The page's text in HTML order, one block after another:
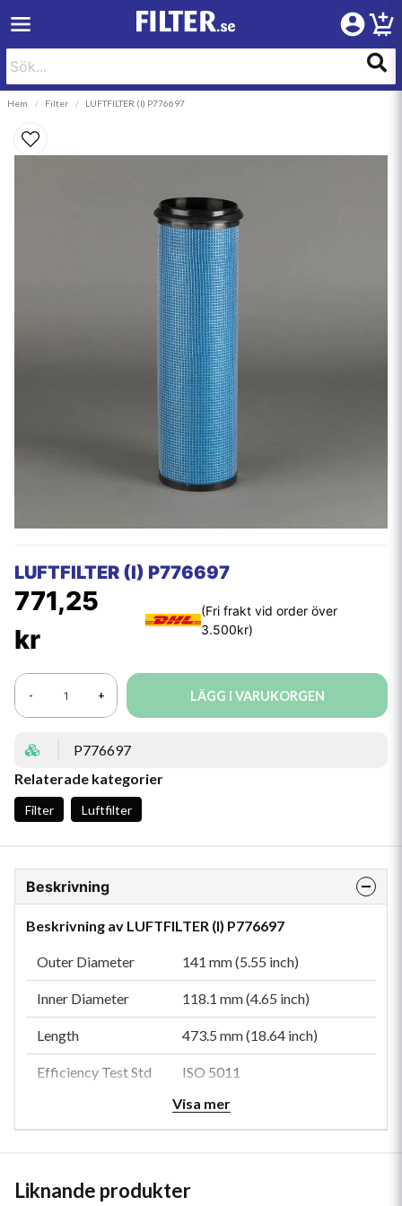
Hem Filter LUFTFILTER (I) P776697
LUFTFILTER (I) P776697
771,25
kr
- + LÄGG I VARUKORGEN
P776697
Relaterade kategorier
Filter Luftfilter
Beskrivning
Beskrivning av LUFTFILTER (I) P776697
Outer Diameter 141 mm (5.55 inch)
Inner Diameter 118.1 mm (4.65 inch)
Length 473.5 mm (18.64 inch)
Efficiency Test Std ISO 5011
MANN & HUMMEL CF1300
Visa mer
Liknande produkter